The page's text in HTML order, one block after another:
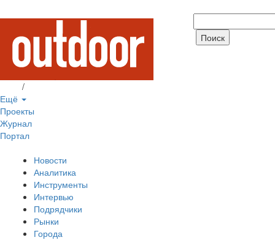
/
Ещё
Проекты
Журнал
Портал
Новости
Аналитика
Инструменты
Интервью
Подрядчики
Рынки
Города